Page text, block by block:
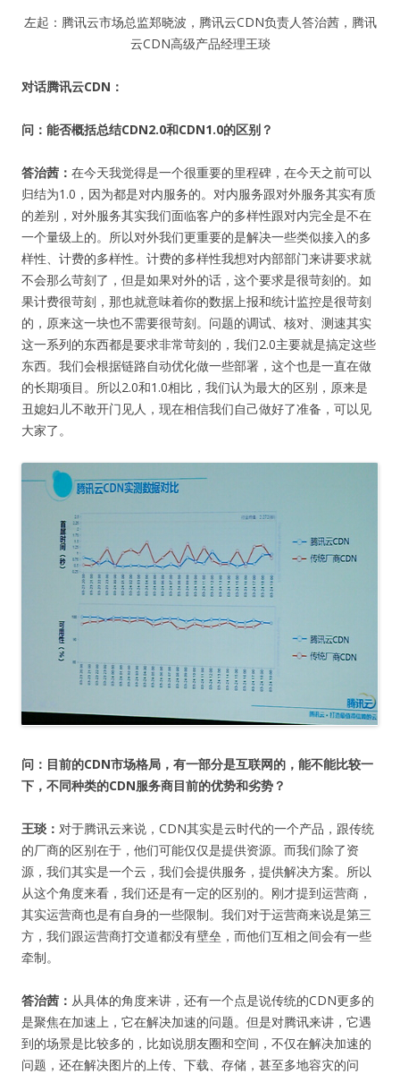
左起：腾讯云市场总监郑晓波，腾讯云CDN负责人答治茜，腾讯
云CDN高级产品经理王琰
对话腾讯云CDN：
问：能否概括总结CDN2.0和CDN1.0的区别？
答治茜： 在今天我觉得是一个很重要的里程碑，在今天之前可以
归结为1.0，因为都是对内服务的。对内服务跟对外服务其实有质
的差别，对外服务其实我们面临客户的多样性跟对内完全是不在
一个量级上的。所以对外我们更重要的是解决一些类似接入的多
样性、计费的多样性。计费的多样性我想对内部部门来讲要求就
不会那么苛刻了，但是如果对外的话，这个要求是很苛刻的。如
果计费很苛刻，那也就意味着你的数据上报和统计监控是很苛刻
的，原来这一块也不需要很苛刻。问题的调试、核对、测速其实
这一系列的东西都是要求非常苛刻的，我们2.0主要就是搞定这些
东西。我们会根据链路自动优化做一些部署，这个也是一直在做
的长期项目。所以2.0和1.0相比，我们认为最大的区别，原来是
丑媳妇儿不敢开门见人，现在相信我们自己做好了准备，可以见
大家了。
问：目前的CDN市场格局，有一部分是互联网的，能不能比较一
下，不同种类的CDN服务商目前的优势和劣势？
王琰： 对于腾讯云来说，CDN其实是云时代的一个产品，跟传统
的厂商的区别在于，他们可能仅仅是提供资源。而我们除了资
源，我们其实是一个云，我们会提供服务，提供解决方案。所以
从这个角度来看，我们还是有一定的区别的。刚才提到运营商，
其实运营商也是有自身的一些限制。我们对于运营商来说是第三
方，我们跟运营商打交道都没有壁垒，而他们互相之间会有一些
牵制。
答治茜： 从具体的角度来讲，还有一个点是说传统的CDN更多的
是聚焦在加速上，它在解决加速的问题。但是对腾讯来讲，它遇
到的场景是比较多的，比如说朋友圈和空间，不仅在解决加速的
问题，还在解决图片的上传、下载、存储，甚至多地容灾的问